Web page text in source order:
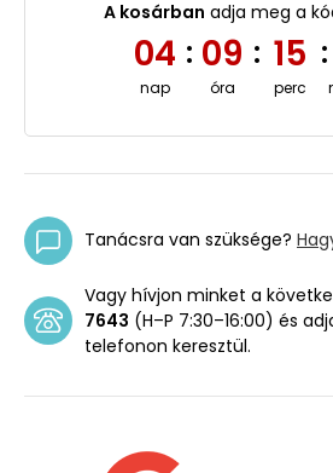
A kosárban adja meg a
04
nap
: 09
óra
: 15
perc
:
Tanácsra van szüksége?
Vagy hívjon minket a
7643 (H–P 7:30–16:00) és
telefonon keresztül.